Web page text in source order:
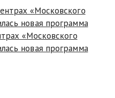
«Московского
новая программа